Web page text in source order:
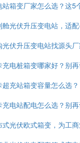
站箱变厂家怎么选？这5
舱光伏升压变电站，适
光伏升压变电站找源头
充电桩箱变哪家好？别
超充站箱变容量怎么选？
充电站配电怎么选？别
式光伏欧式箱变，为工